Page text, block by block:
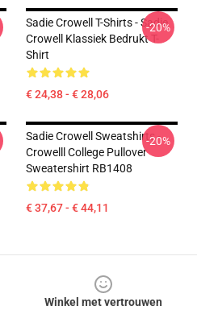
Sadie Crowell T-Shirts - Sadie
Crowell Klassiek Bedrukt T-
Shirt
€ 24,38 - € 28,06
-20%
Sadie Crowell Sweatshirts -
Crowelll College Pullover
Sweatershirt RB1408
€ 37,67 - € 44,11
-20%
Winkel met vertrouwen